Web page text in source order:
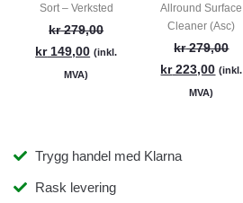
Sort – Verksted
kr279,00
kr149,00 (inkl.
MVA)
Allround Surface
Cleaner (Asc)
kr279,00
kr223,00 (inkl.
MVA)
Trygg handel med Klarna
Rask levering